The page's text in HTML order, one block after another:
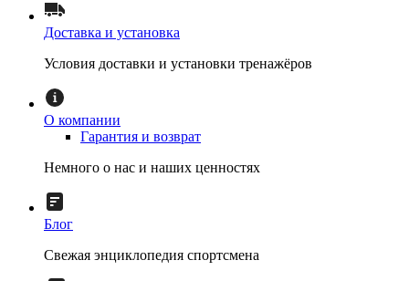
Доставка и установка
Условия доставки и установки тренажёров
О компании
Гарантия и возврат
Немного о нас и наших ценностях
Блог
Свежая энциклопедия спортсмена